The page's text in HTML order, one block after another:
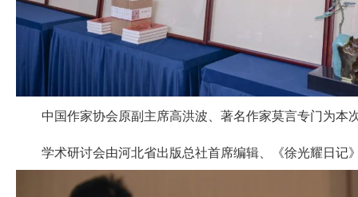
中国作家协会原副主席高洪波、著名作家莫言专门为本
学术研讨会由河北省出版总社首席编辑、《徐光耀日记